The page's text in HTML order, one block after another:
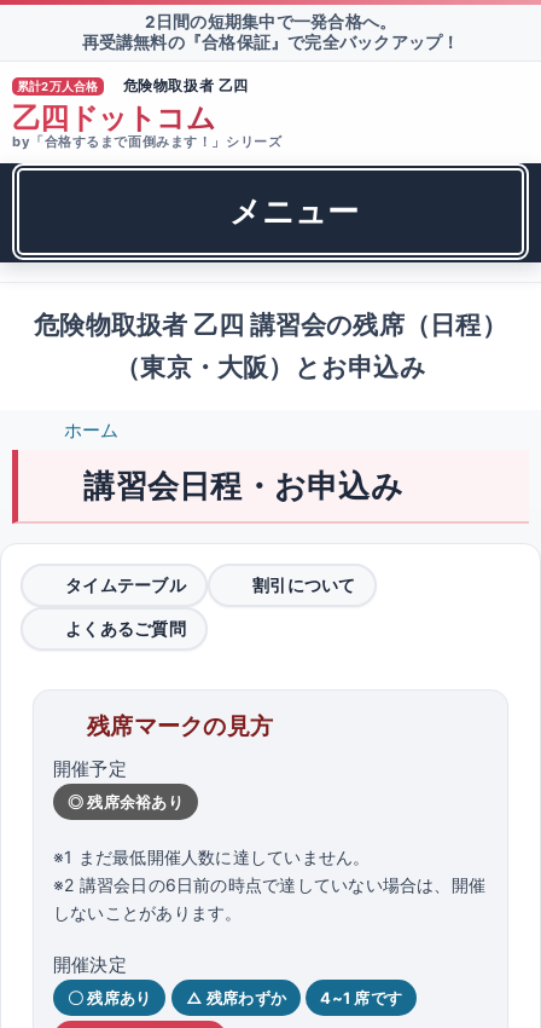
2日間の短期集中で一発合格へ。
再受講無料の『合格保証』で完全バックアップ！
累計2万人合格 危険物取扱者 乙四
乙四ドットコム
by「合格するまで面倒みます！」シリーズ
メニュー
危険物取扱者 乙四 講習会の残席（日程）
（東京・大阪）とお申込み
ホーム
講習会日程・お申込み
タイムテーブル 割引について
よくあるご質問
残席マークの見方
開催予定
◎ 残席余裕あり
※1 まだ最低開催人数に達していません。
※2 講習会日の6日前の時点で達していない場合は、開催
しないことがあります。
開催決定
〇 残席あり △ 残席わずか 4~1 席です